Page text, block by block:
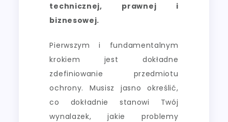
technicznej, prawnej i
biznesowej.
Pierwszym i fundamentalnym
krokiem jest dokładne
zdefiniowanie przedmiotu
ochrony. Musisz jasno określić,
co dokładnie stanowi Twój
wynalazek, jakie problemy